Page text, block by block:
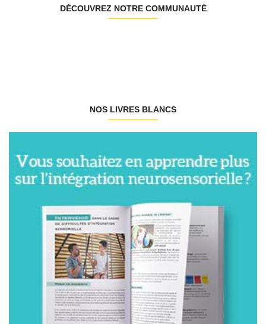
DÉCOUVREZ NOTRE COMMUNAUTÉ
NOS LIVRES BLANCS